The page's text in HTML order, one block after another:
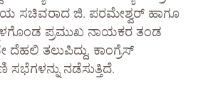
ಸಚಿವರಾದ ಜಿ. ಪರಮೇಶ್ವರ್ ಹಾಗೂ
ಪ್ರಮುಖ ನಾಯಕರ ತಂಡ
ತಲುಪಿದ್ದು, ಕಾಂಗ್ರೆಸ್
ನಡೆಸುತ್ತಿದೆ.